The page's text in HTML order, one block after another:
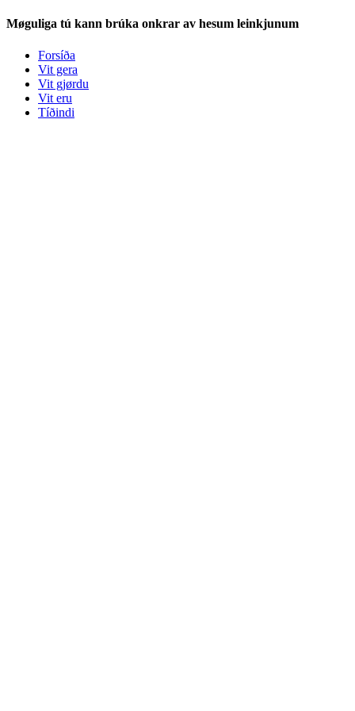
Møguliga tú kann brúka onkrar av hesum leinkjunum
Forsíða
Vit gera
Vit gjørdu
Vit eru
Tíðindi